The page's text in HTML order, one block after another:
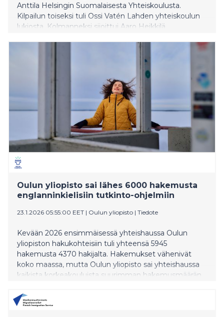
Anttila Helsingin Suomalaisesta Yhteiskoulusta.
Kilpailun toiseksi tuli Ossi Vatén Lahden yhteiskoulun
lukiosta. Kolmanneksi sijoittui Aaro Heikkilä
myös pariväittelyn parhaana. Lukiolaisten Talousguru
on vuosittain järjestettävä taloustietokilpailu, jossa
palkintona on opiskelupaikkoja peräti kahdeksassa
suomalaisessa yliopistossa. Alkukilpailu käytiin
tammikuun alussa ylioppilaskirjoitusten tapaan
samanaikaisesti lukioissa eri puolilla Suomea. Kilpailuun
ilmoittautui lähes 1100 lukiolaista 116 lukiosta.
Oulun yliopisto sai lähes 6000 hakemusta
englanninkielisiin tutkinto-ohjelmiin
23.1.2026 05:55:00 EET | Oulun yliopisto | Tiedote
Kevään 2026 ensimmäisessä yhteishaussa Oulun
yliopiston hakukohteisiin tuli yhteensä 5945
hakemusta 4370 hakijalta. Hakemukset vähenivät
koko maassa, mutta Oulun yliopisto sai yhteishaussa
kaikista korkeakouluista suurimman hakemusmäärän.